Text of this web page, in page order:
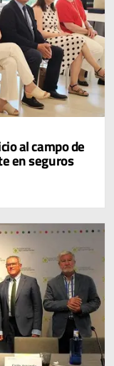
al campo de
en seguros